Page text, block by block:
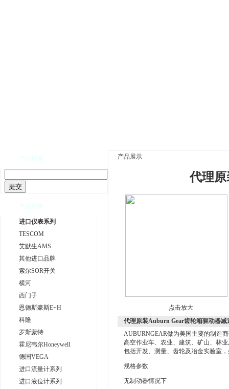
产品搜索
产品目录
进口仪表系列
TESCOM
艾默生AMS
其他进口品牌
索尔SOR开关
横河
西门子
恩德斯豪斯E+H
科隆
罗斯蒙特
霍尼韦尔Honeywell
德国VEGA
进口流量计系列
进口液位计系列
产品展示
代理
点击放大
代理原装Auburn Gear齿轮箱驱动器减
AUBURNGEAR做为美国主要的制造
高空作业车、农业、建筑、矿山、林
包括开发、测量、齿轮及冶金实验室
规格参数
无制动器情况下